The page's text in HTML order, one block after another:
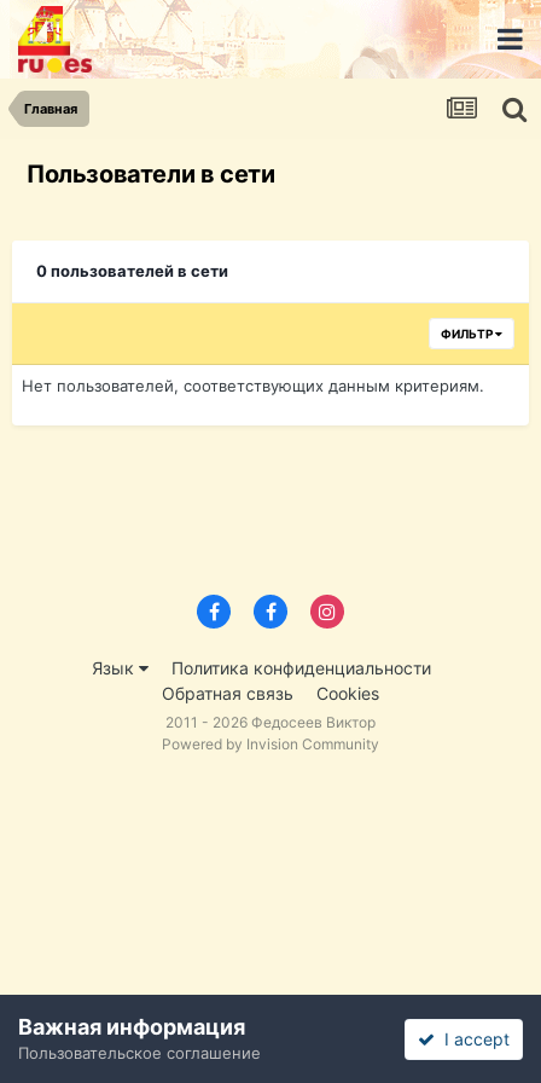
Главная
Пользователи в сети
0 пользователей в сети
ФИЛЬТР
Нет пользователей, соответствующих данным критериям.
Язык
Политика конфиденциальности
Обратная связь
Cookies
2011 - 2026 Федосеев Виктор
Powered by Invision Community
Важная информация
Пользовательское соглашение
I accept